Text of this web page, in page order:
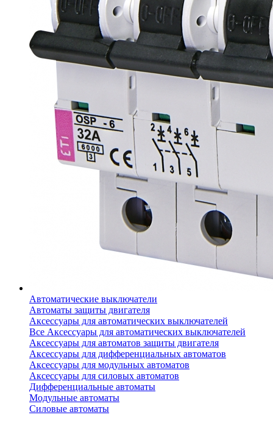
Автоматические выключатели
Автоматы защиты двигателя
Аксессуары для автоматических выключателей
Все Аксессуары для автоматических выключателей
Аксессуары для автоматов защиты двигателя
Аксессуары для дифференциальных автоматов
Аксессуары для модульных автоматов
Аксессуары для силовых автоматов
Дифференциальные автоматы
Модульные автоматы
Силовые автоматы